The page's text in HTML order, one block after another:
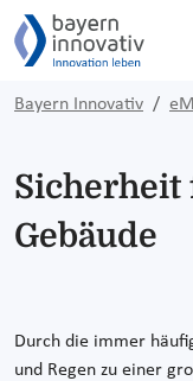
Bayern Innovativ
Sicherheit
Gebäude
Durch die immer
und Regen zu einer